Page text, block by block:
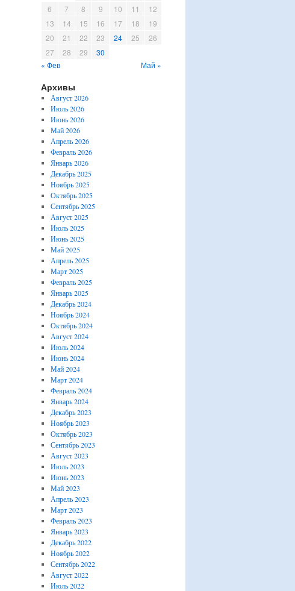
« Фев Май »
6
7 8 9 10 11
12
13
14 15 16 17 18
19
20
21 22 23 24 25
26
27
28 29 30
Архивы
Август 2026
Июль 2026
Июнь 2026
Май 2026
Апрель 2026
Февраль 2026
Январь 2026
Декабрь 2025
Ноябрь 2025
Октябрь 2025
Сентябрь 2025
Август 2025
Июль 2025
Июнь 2025
Май 2025
Апрель 2025
Март 2025
Февраль 2025
Январь 2025
Декабрь 2024
Ноябрь 2024
Октябрь 2024
Август 2024
Июль 2024
Июнь 2024
Май 2024
Март 2024
Февраль 2024
Январь 2024
Декабрь 2023
Ноябрь 2023
Октябрь 2023
Сентябрь 2023
Август 2023
Июль 2023
Июнь 2023
Май 2023
Апрель 2023
Март 2023
Февраль 2023
Январь 2023
Декабрь 2022
Ноябрь 2022
Сентябрь 2022
Август 2022
Июль 2022